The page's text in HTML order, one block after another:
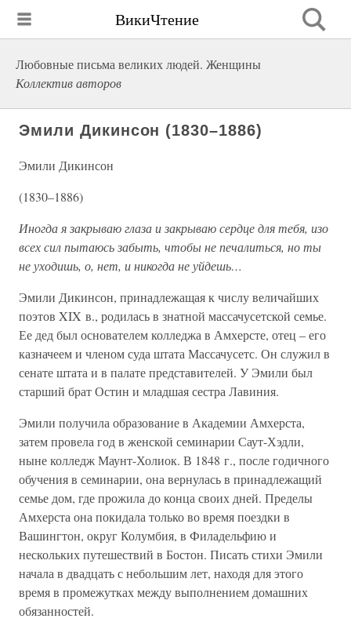
ВикиЧтение
Любовные письма великих людей. Женщины
Коллектив авторов
Эмили Дикинсон (1830–1886)
Эмили Дикинсон
(1830–1886)
Иногда я закрываю глаза и закрываю сердце для тебя, изо
всех сил пытаюсь забыть, чтобы не печалиться, но ты
не уходишь, о, нет, и никогда не уйдешь…
Эмили Дикинсон, принадлежащая к числу величайших
поэтов XIX в., родилась в знатной массачусетской семье.
Ее дед был основателем колледжа в Амхерсте, отец – его
казначеем и членом суда штата Массачусетс. Он служил в
сенате штата и в палате представителей. У Эмили был
старший брат Остин и младшая сестра Лавиния.
Эмили получила образование в Академии Амхерста,
затем провела год в женской семинарии Саут-Хэдли,
ныне колледж Маунт-Холиок. В 1848 г., после годичного
обучения в семинарии, она вернулась в принадлежащий
семье дом, где прожила до конца своих дней. Пределы
Амхерста она покидала только во время поездки в
Вашингтон, округ Колумбия, в Филадельфию и
нескольких путешествий в Бостон. Писать стихи Эмили
начала в двадцать с небольшим лет, находя для этого
время в промежутках между выполнением домашних
обязанностей.